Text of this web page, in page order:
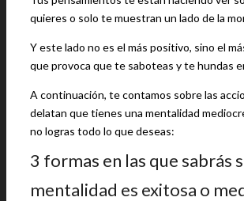
quieres o solo te muestran un lado de la
Y este lado no es el más positivo, sino el
que provoca que te saboteas y te hundas
A continuación, te contamos sobre las
delatan que tienes una mentalidad
no logras todo lo que deseas:
3 formas en las que sabrás
mentalidad es exitosa o